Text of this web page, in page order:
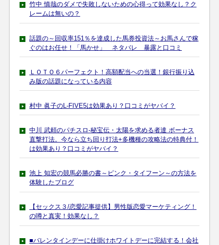
竹中 慎哉のダメで失敗しないための心得って効果なし？ク
レームは無いの？
話題の～回収率151％を達成した馬券投資法～お馬さんで稼
ぐのはお任せ！「馬かせ」 ネタバレ 暴露と口コミ
ＬＯＴＯ６パーフェクト！高額配当への当選！銀行振り込
み版の話題になっている内容
村中 眞子のL-FIVE5は効果あり？口コミがヤバイ？
中川 武頼のパチスロ-秘宝伝・太陽を求める者達 ボーナス
直撃打法。今なら立ち回り打法+多機種の攻略法の特典付！
は効果あり？口コミがヤバイ？
池上 知宏の競馬必勝の書～ピンク・タイフーン～の方法を
体験したブログ
【セックス３/恋愛記事提供】男性版恋愛マーケティング！
の噂と真実！効果なし？
■バレンタインデーに仕掛けホワイトデーに完結する！会社